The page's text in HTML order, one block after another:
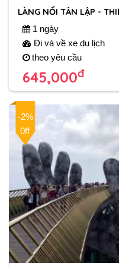
LÀNG NỔI TÂN LẬP -
1 ngày
Đi và về xe du lịch
theo yêu cầu
645,000đ
-2%
0ff